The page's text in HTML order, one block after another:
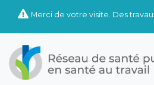
Merci de votre visite. Des